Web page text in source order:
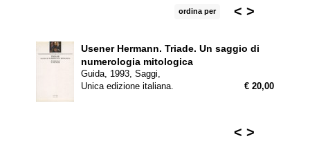
< >
ordina per
Usener Hermann. Triade. Un saggio di
numerologia mitologica
Guida, 1993, Saggi,
Unica edizione italiana.
€ 20,00
< >